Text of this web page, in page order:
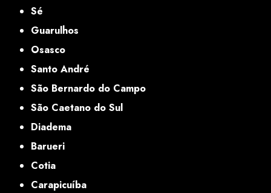
Sé
Guarulhos
Osasco
Santo André
São Bernardo do Campo
São Caetano do Sul
Diadema
Barueri
Cotia
Carapicuíba